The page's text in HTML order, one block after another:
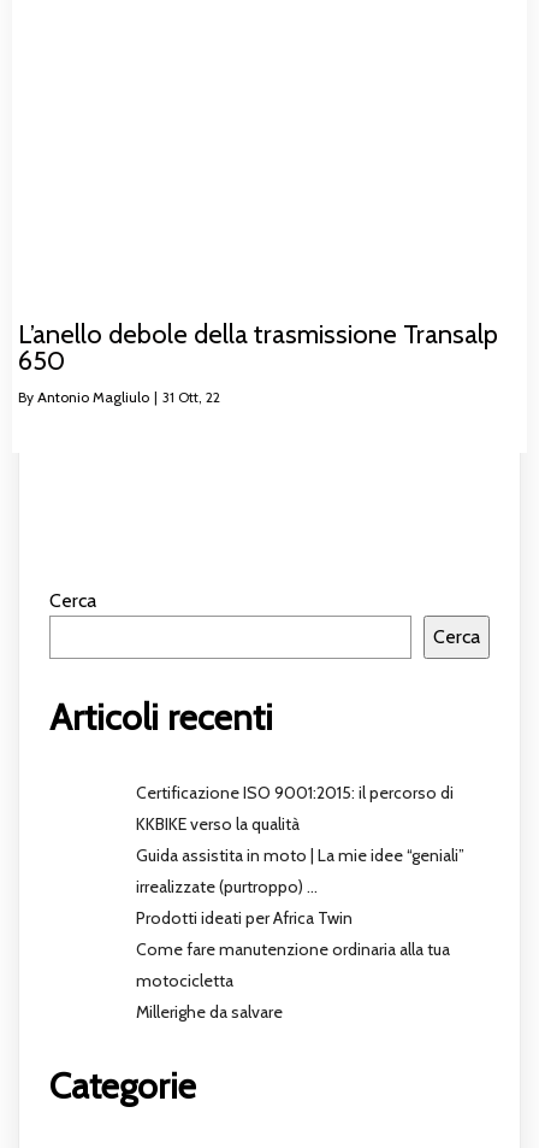
L’anello debole della trasmissione Transalp
650
By Antonio Magliulo | 31 Ott, 22
Cerca
Cerca
Articoli recenti
Certificazione ISO 9001:2015: il percorso di
KKBIKE verso la qualità
Guida assistita in moto | La mie idee “geniali”
irrealizzate (purtroppo) …
Prodotti ideati per Africa Twin
Come fare manutenzione ordinaria alla tua
motocicletta
Millerighe da salvare
Categorie